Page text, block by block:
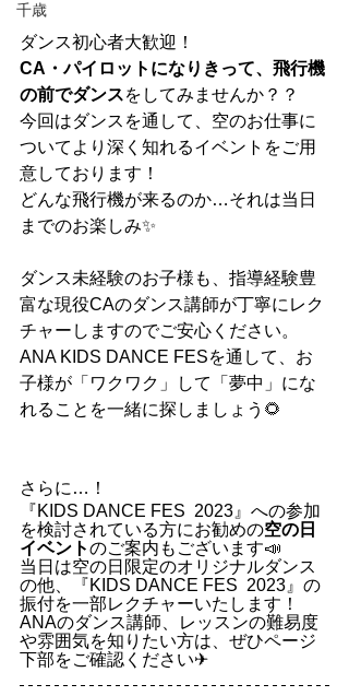
千歳
ダンス初心者大歓迎！
CA・パイロットになりきって、飛行機
の前でダンスをしてみませんか？？
今回はダンスを通して、空のお仕事に
ついてより深く知れるイベントをご用
意しております！
どんな飛行機が来るのか…それは当日
までのお楽しみ✨
ダンス未経験のお子様も、指導経験豊
富な現役CAのダンス講師が丁寧にレク
チャーしますのでご安心ください。
ANA KIDS DANCE FESを通して、お
子様が「ワクワク」して「夢中」にな
れることを一緒に探しましょう🌻
さらに…！
『KIDS DANCE FES  2023』への参加
を検討されている方にお勧めの空の日
イベントのご案内もございます📣
当日は空の日限定のオリジナルダンス
の他、『KIDS DANCE FES  2023』の
振付を一部レクチャーいたします！
ANAのダンス講師、レッスンの難易度
や雰囲気を知りたい方は、ぜひページ
下部をご確認ください✈